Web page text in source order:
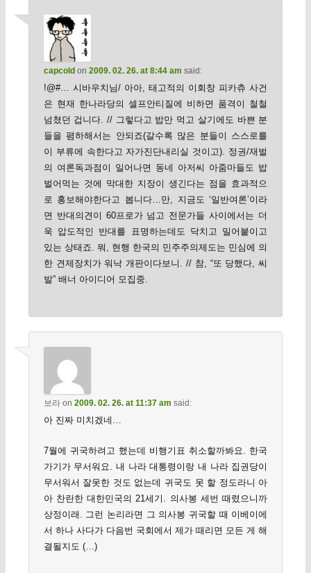
capcoldon 2009. 02. 26. at 8:44 am said:
!@#… 시바우치님/ 아아, 태고적의 이회창 피카츄 사건
은 현재 한나라당의 셀프안티질에 비하면 품격이 철철
넘쳤던 겁니다. // 그렇다고 밥만 먹고 살기에도 바쁜 분
들을 폄하해서는 안되죠(갈수록 많은 분들이 스스로를
이 부류에 속한다고 자가진단내리실 것이고). 정권/재벌
의 여론독과점이 일어나면 동네 아저씨 아줌마들도 밥
벌어먹는 것에 막대한 지장이 생긴다는 점을 효과적으
로 홍보해야한다고 봅니다…만, 지금도 ‘일반여론’이라
면 반대의견이 60프로가 넘고 전문가들 사이에서는 더
욱 압도적인 반대를 표명하는데도 닥치고 밀어붙이고
있는 상태죠. 뭐, 현행 한국의 민주주의제도는 민심에 의
한 견제장치가 워낙 개판이다보니. // 참, “또 당했다, 씨
발” 배너 아이디어 모집중.
보라on 2009. 02. 26. at 11:37 am said:
아 진짜 미치겠네…
7월에 귀국하려고 했는데 비행기표 취소할까봐요. 한국
가기가 무서워요. 내 나라 대통령이랑 내 나라 집권당이
무서워서 잘못한 것도 없는데 귀국도 못 할 정도라니 아
아 찬란한 대한민국의 21세기. 의사봉 세번 때렸으니까
상정이래. 그런 논리라면 그 의사봉 귀국할 때 이베이에
서 하나 사다가 다음번 국회에서 제가 때리면 모든 게 해
결될지도 (…)